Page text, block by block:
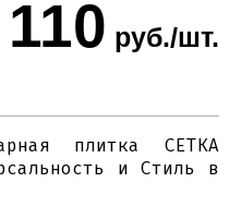
110 руб./шт.
плитка СЕТКА
и Стиль в